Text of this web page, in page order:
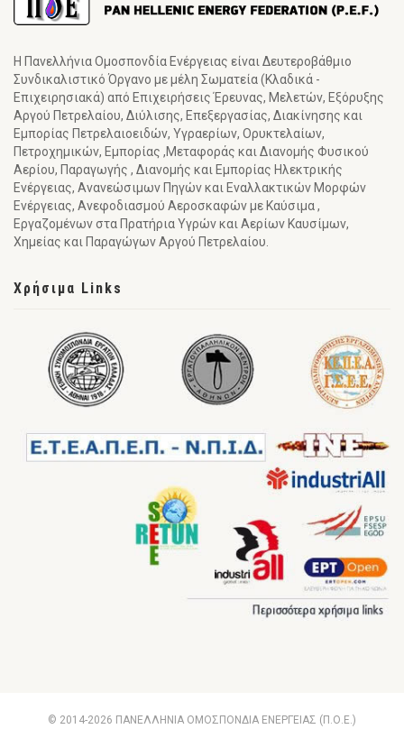
Η Πανελλήνια Ομοσπονδία Ενέργειας είναι Δευτεροβάθμιο
Συνδικαλιστικό Όργανο με μέλη Σωματεία (Κλαδικά -
Επιχειρησιακά) από Επιχειρήσεις Έρευνας, Μελετών, Εξόρυξης
Αργού Πετρελαίου, Διύλισης, Επεξεργασίας, Διακίνησης και
Εμπορίας Πετρελαιοειδών, Υγραερίων, Ορυκτελαίων,
Πετροχημικών, Εμπορίας ,Μεταφοράς και Διανομής Φυσικού
Αερίου, Παραγωγής , Διανομής και Εμπορίας Ηλεκτρικής
Ενέργειας, Ανανεώσιμων Πηγών και Εναλλακτικών Μορφών
Ενέργειας, Ανεφοδιασμού Αεροσκαφών με Καύσιμα ,
Εργαζομένων στα Πρατήρια Υγρών και Αερίων Καυσίμων,
Χημείας και Παραγώγων Αργού Πετρελαίου.
Χρήσιμα Links
© 2014-2026 ΠΑΝΕΛΛΗΝΙΑ ΟΜΟΣΠΟΝΔΙΑ ΕΝΕΡΓΕΙΑΣ (Π.Ο.Ε.)